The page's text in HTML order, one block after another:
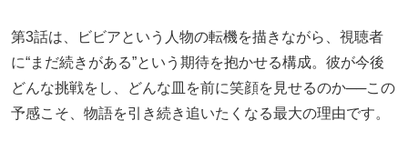
第3話は、ビビアという人物の転機を描きながら、視聴者
に“まだ続きがある”という期待を抱かせる構成。彼が今後
どんな挑戦をし、どんな皿を前に笑顔を見せるのか──この
予感こそ、物語を引き続き追いたくなる最大の理由です。